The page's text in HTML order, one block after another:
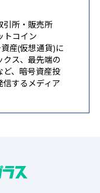
引所・販売所
トコイン
産(仮想通貨)に
クス、最先端の
ど、暗号資産投
するメディア